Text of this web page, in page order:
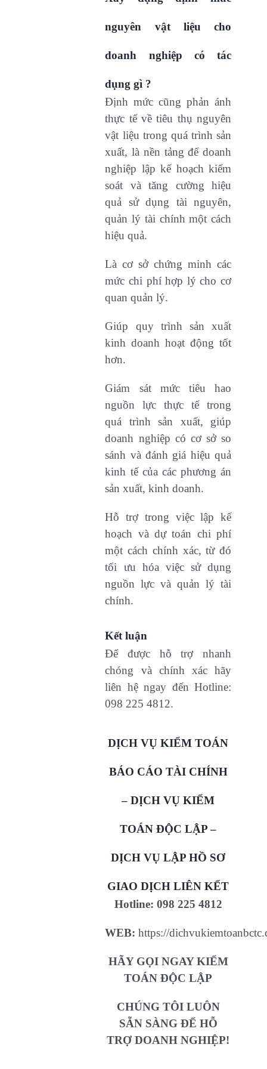
nguyên vật liệu cho
doanh nghiệp có tác
dụng gì ?
Định mức cũng phản ánh
thực tế về tiêu thụ nguyên
vật liệu trong quá trình sản
xuất, là nền tảng để doanh
nghiệp lập kế hoạch kiểm
soát và tăng cường hiệu
quả sử dụng tài nguyên,
quản lý tài chính một cách
hiệu quả.
Là cơ sở chứng minh các
mức chi phí hợp lý cho cơ
quan quản lý.
Giúp quy trình sản xuất
kinh doanh hoạt động tốt
hơn.
Giám sát mức tiêu hao
nguồn lực thực tế trong
quá trình sản xuất, giúp
doanh nghiệp có cơ sở so
sánh và đánh giá hiệu quả
kinh tế của các phương án
sản xuất, kinh doanh.
Hỗ trợ trong việc lập kế
hoạch và dự toán chi phí
một cách chính xác, từ đó
tối ưu hóa việc sử dụng
nguồn lực và quản lý tài
chính.
Kết luận
Để được hỗ trợ nhanh
chóng và chính xác hãy
liên hệ ngay đến Hotline:
098 225 4812.
DỊCH VỤ KIỂM TOÁN
BÁO CÁO TÀI CHÍNH
– DỊCH VỤ KIỂM
TOÁN ĐỘC LẬP –
DỊCH VỤ LẬP HỒ SƠ
GIAO DỊCH LIÊN KẾT
Hotline: 098 225 4812
WEB: https://
HÃY GỌI NGAY KIỂM
TOÁN ĐỘC LẬP
CHÚNG TÔI LUÔN
SẴN SÀNG ĐỂ HỖ
TRỢ DOANH NGHIỆP!